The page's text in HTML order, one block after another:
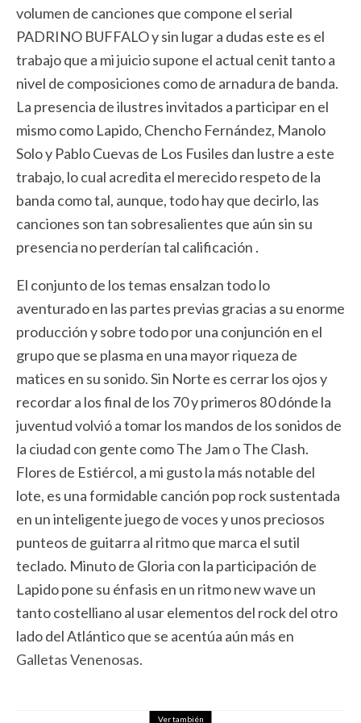
volumen de canciones que compone el serial
PADRINO BUFFALO y sin lugar a dudas este es el
trabajo que a mi juicio supone el actual cenit tanto a
nivel de composiciones como de arnadura de banda.
La presencia de ilustres invitados a participar en el
mismo como Lapido, Chencho Fernández, Manolo
Solo y Pablo Cuevas de Los Fusiles dan lustre a este
trabajo, lo cual acredita el merecido respeto de la
banda como tal, aunque, todo hay que decirlo, las
canciones son tan sobresalientes que aún sin su
presencia no perderían tal calificación .
El conjunto de los temas ensalzan todo lo
aventurado en las partes previas gracias a su enorme
producción y sobre todo por una conjunción en el
grupo que se plasma en una mayor riqueza de
matices en su sonido. Sin Norte es cerrar los ojos y
recordar a los final de los 70 y primeros 80 dónde la
juventud volvió a tomar los mandos de los sonidos de
la ciudad con gente como The Jam o The Clash.
Flores de Estiércol, a mi gusto la más notable del
lote, es una formidable canción pop rock sustentada
en un inteligente juego de voces y unos preciosos
punteos de guitarra al ritmo que marca el sutil
teclado. Minuto de Gloria con la participación de
Lapido pone su énfasis en un ritmo new wave un
tanto costelliano al usar elementos del rock del otro
lado del Atlántico que se acentúa aún más en
Galletas Venenosas.
Ver también